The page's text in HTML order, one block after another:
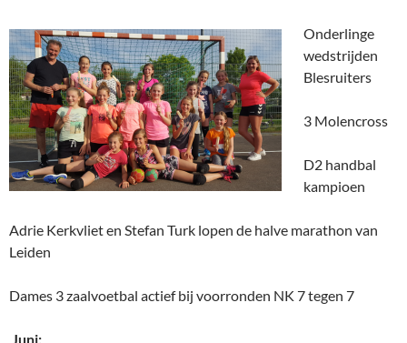
Onderlinge
wedstrijden
Blesruiters
3 Molencross
D2 handbal
kampioen
Adrie Kerkvliet en Stefan Turk lopen de halve marathon van
Leiden
Dames 3 zaalvoetbal actief bij voorronden NK 7 tegen 7
Juni: